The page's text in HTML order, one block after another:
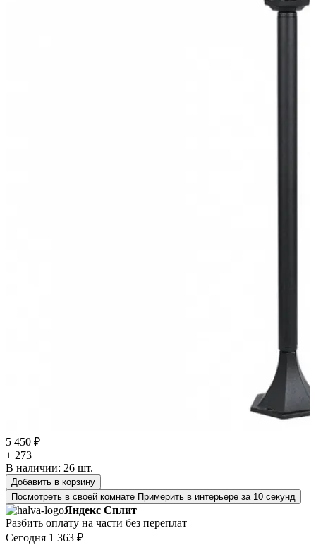
5 450 ₽
+ 273
В наличии: 26 шт.
Добавить в корзину
Посмотреть в своей комнате Примерить в интерьере за 10 секунд
Яндекс Сплит
Разбить оплату на части без переплат
Сегодня 1 363 ₽